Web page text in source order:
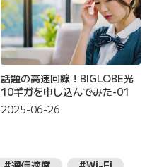
話題の高速回線！BIGLOBE光
10ギガを申し込んでみた-01
2025-06-26